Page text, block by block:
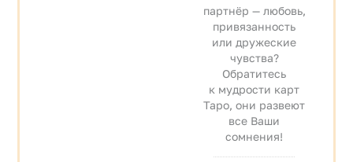
партнёр — любовь,
привязанность
или дружеские
чувства?
Обратитесь
к мудрости карт
Таро, они развеют
все Ваши
сомнения!